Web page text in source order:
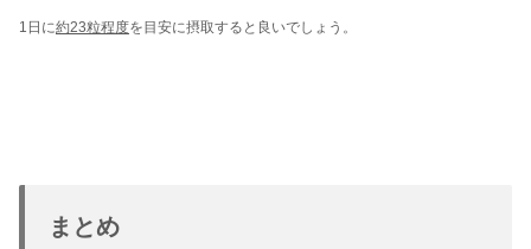
1日に約23粒程度を目安に摂取すると良いでしょう。
まとめ